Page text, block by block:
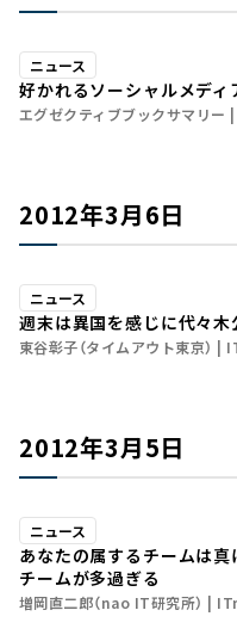
ニュース
好かれるソーシャルメディ
エグゼクティブブックサマリー
2012年3月6日
ニュース
週末は異国を感じに代々木
東谷彰子（タイムアウト東京）
2012年3月5日
ニュース
あなたの属するチームは真
チームが多過ぎる
増岡直二郎（nao IT研究所）